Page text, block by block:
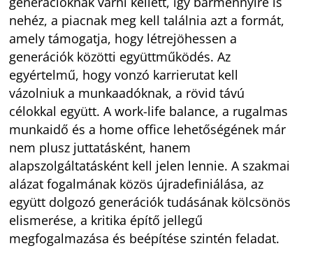
nehéz, a piacnak meg kell találnia azt a formát,
amely támogatja, hogy létrejöhessen a
generációk közötti együttműködés. Az
egyértelmű, hogy vonzó karrierutat kell
vázolniuk a munkaadóknak, a rövid távú
célokkal együtt. A work-life balance, a rugalmas
munkaidő és a home office lehetőségének már
nem plusz juttatásként, hanem
alapszolgáltatásként kell jelen lennie. A szakmai
alázat fogalmának közös újradefiniálása, az
együtt dolgozó generációk tudásának kölcsönös
elismerése, a kritika építő jellegű
megfogalmazása és beépítése szintén feladat.